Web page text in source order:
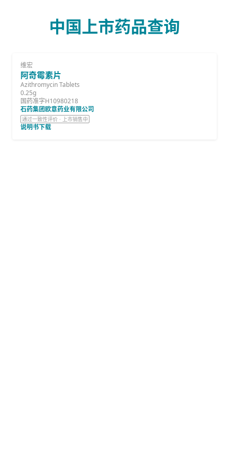
中国上市药品查询
维宏
阿奇霉素片
Azithromycin Tablets
0.25g
国药准字H10980218
石药集团欧意药业有限公司
通过一致性评价 · 上市销售中
说明书下载